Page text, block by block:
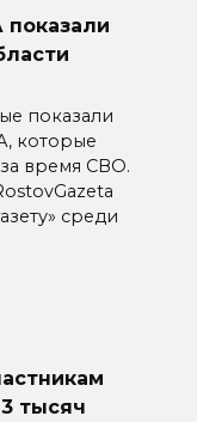
показали
которые
время СВО.
среди
тысяч